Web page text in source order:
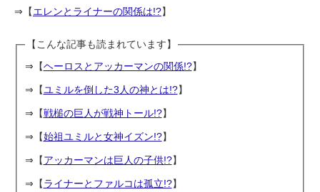
⇒【エレンとライナーの関係は!?】
【こんな記事も読まれています】
⇒【ヘーロスとアッカーマンの関係!?】
⇒【ユミルを倒した3人の神とは!?】
⇒【戦槌の巨人が戦神トール!?】
⇒【始祖ユミルと女神イズン!?】
⇒【アッカーマンは巨人の子供!?】
⇒【ライナーとファルコは孤立!?】